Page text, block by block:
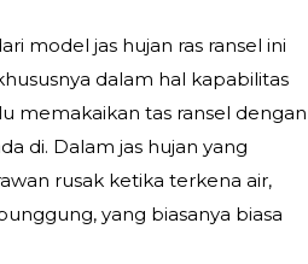
model jas hujan ras ransel ini
dalam hal kapabilitas
memakaikan tas ransel dengan
di. Dalam jas hujan yang
rusak ketika terkena air,
yang biasanya biasa